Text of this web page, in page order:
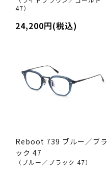
47）
24,200円(税込)
Reboot 739 ブルー／ブラ
ック 47
（ブルー／ブラック 47）